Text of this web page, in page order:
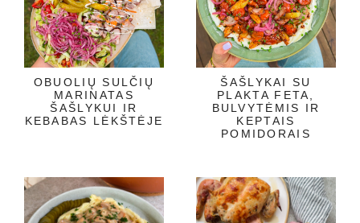
OBUOLIŲ SULČIŲ
MARINATAS
ŠAŠLYKUI IR
KEBABAS LĖKŠTĖJE
ŠAŠLYKAI SU
PLAKTA FETA,
BULVYTĖMIS IR
KEPTAIS
POMIDORAIS